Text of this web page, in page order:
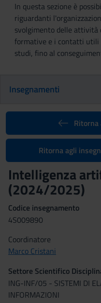
In questa sezione è
riguardanti
svolgimento delle
formative e i contatti
studi, fino al
Insegnamenti
Ritorna agli
Intelligenza
(2024/2025)
Codice insegnamento
4S009890
Coordinatore
Marco Cristani
Settore Scientifico
ING-INF/05 - SISTEMI DI
INFORMAZIONI